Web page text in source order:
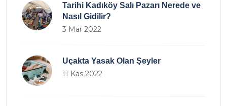
Tarihi Kadıköy Salı Pazarı Nerede ve
Nasıl Gidilir?
3 Mar 2022
Uçakta Yasak Olan Şeyler
11 Kas 2022